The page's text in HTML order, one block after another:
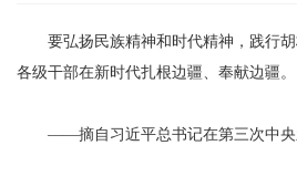
要弘扬民族精神和时代精神，践行胡
各级干部在新时代扎根边疆、奉献边疆。
——摘自习近平总书记在第三次中央